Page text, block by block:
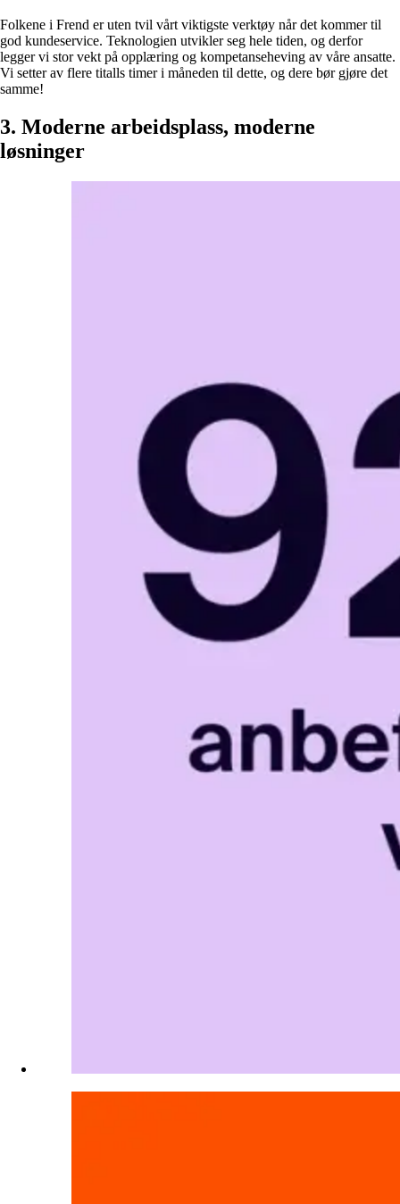
Folkene i Frend er uten tvil vårt viktigste verktøy når det kommer til
god kundeservice. Teknologien utvikler seg hele tiden, og derfor
legger vi stor vekt på opplæring og kompetanseheving av våre ansatte.
Vi setter av flere titalls timer i måneden til dette, og dere bør gjøre det
samme!
3. Moderne arbeidsplass, moderne
løsninger